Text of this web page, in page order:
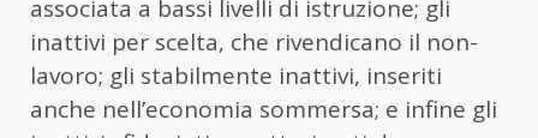
associata a bassi livelli di istruzione; gli
inattivi per scelta, che rivendicano il non-
lavoro; gli stabilmente inattivi, inseriti
anche nell’economia sommersa; e infine gli